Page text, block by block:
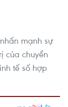
mạnh sự
của chuyển
tế số hợp